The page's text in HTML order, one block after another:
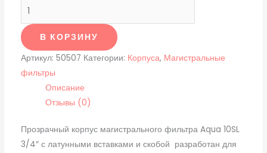
В КОРЗИНУ
Артикул: 50507 Категории: Корпуса, Магистральные
фильтры
Описание
Отзывы (0)
Прозрачный корпус магистрального фильтра Aqua 10SL
3/4″ с латунными вставками и скобой разработан для